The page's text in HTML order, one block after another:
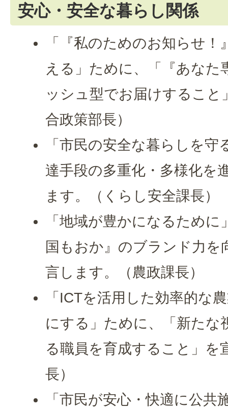
安心・安全な暮らし関係
「『私のためのお知らせ
える」ために、「『あなた
ッシュ型でお届けすること
合政策部長）
「市民の安全な暮らしを
達手段の多重化・多様化を
ます。（くらし安全課長）
「地域が豊かになるため
国もおか』のブランド力を
言します。（農政課長）
「ICTを活用した効率的な
にする」ために、「新たな
る職員を育成すること」を
長）
「市民が安心・快適に公